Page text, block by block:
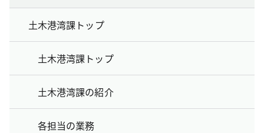
土木港湾課トップ
土木港湾課トップ
土木港湾課の紹介
各担当の業務